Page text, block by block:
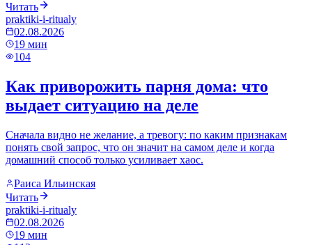
Читать
praktiki-i-ritualy
02.08.2026
19 мин
104
Как приворожить парня дома: что
выдает ситуацию на деле
Сначала видно не желание, а тревогу: по каким признакам
понять свой запрос, что он значит на самом деле и когда
домашний способ только усиливает хаос.
Раиса Ильинская
Читать
praktiki-i-ritualy
02.08.2026
19 мин